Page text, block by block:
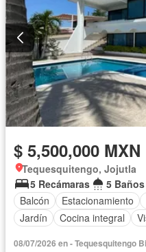
$ 5,500,000 MXN
Tequesquitengo, Jojutla
5 Recámaras
5 Baños
Balcón
Estacionamiento
Jardín
Cocina integral
08/07/2026 en - Tequesquitengo